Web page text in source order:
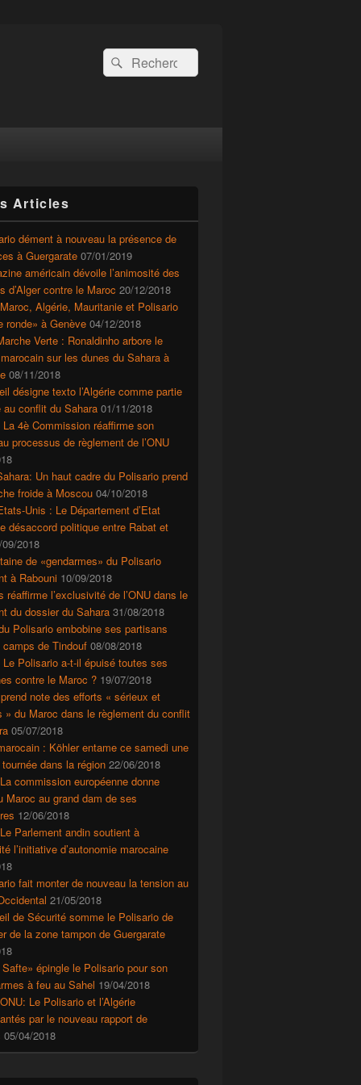
Recherche :
Rechercher
de Tindouf
Articles
dément à nouveau la présence de
à Guergarate 07/01/2019
américain dévoile l’animosité des
d’Alger contre le Maroc 20/12/2018
Algérie, Mauritanie et Polisario
ronde» à Genève 04/12/2018
Verte : Ronaldinho arbore le
sur les dunes du Sahara à
08/11/2018
désigne texto l’Algérie comme partie
au conflit du Sahara 01/11/2018
4è Commission réaffirme son
processus de règlement de l’ONU
Un haut cadre du Polisario prend
froide à Moscou 04/10/2018
Unis : Le Département d’Etat
désaccord politique entre Rabat et
2018
de «gendarmes» du Polisario
à Rabouni 10/09/2018
réaffirme l’exclusivité de l’ONU dans le
du dossier du Sahara 31/08/2018
Polisario embobine ses partisans
de Tindouf 08/08/2018
Polisario a-t-il épuisé toutes ses
contre le Maroc ? 19/07/2018
note des efforts « sérieux et
» du Maroc dans le règlement du conflit
05/07/2018
: Köhler entame ce samedi une
dans la région 22/06/2018
commission européenne donne
Maroc au grand dam de ses
12/06/2018
Parlement andin soutient à
l’initiative d’autonomie marocaine
fait monter de nouveau la tension au
21/05/2018
de Sécurité somme le Polisario de
de la zone tampon de Guergarate
épingle le Polisario pour son
à feu au Sahel 19/04/2018
Le Polisario et l’Algérie
par le nouveau rapport de
05/04/2018